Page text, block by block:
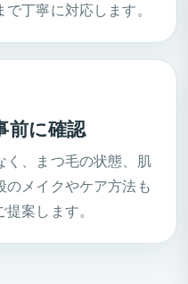
丁寧に対応します。
前に確認
く、まつ毛の状態、肌
のメイクやケア方法も
案します。